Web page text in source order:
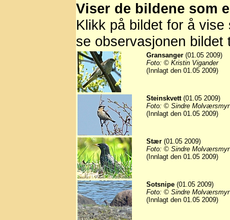
Viser de bildene som
Klikk på bildet for å
se observasjonen bildet
Gransanger (01.05 2009)
Foto: © Kristin Vigander
(Innlagt den 01.05 2009)
Steinskvett(01.05 2009)
Foto: © Sindre Molværsmyr
(Innlagt den 01.05 2009)
Stær (01.05 2009)
Foto: © Sindre Molværsmyr
(Innlagt den 01.05 2009)
Sotsnipe (01.05 2009)
Foto: © Sindre Molværsmyr
(Innlagt den 01.05 2009)